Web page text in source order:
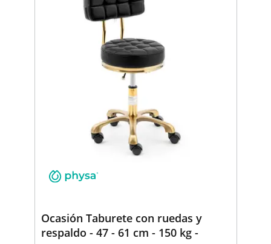
Ocasión Taburete con ruedas y
respaldo - 47 - 61 cm - 150 kg -